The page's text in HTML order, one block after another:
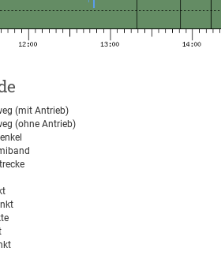
(mit Antrieb)
(ohne Antrieb)